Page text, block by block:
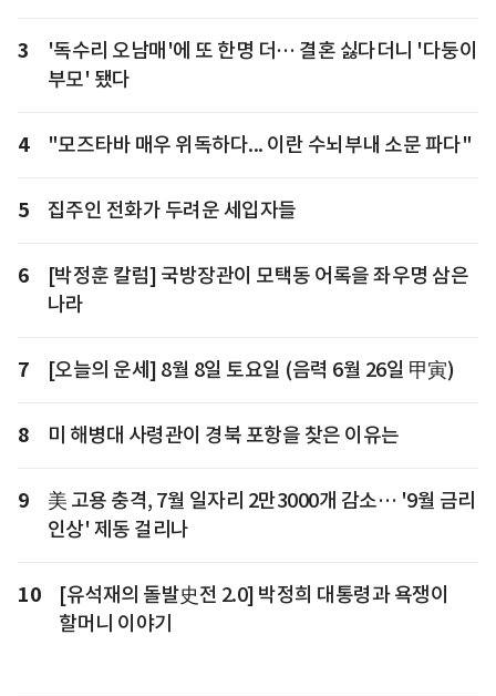
3
'독수리 오남매'에 또 한명 더… 결혼 싫다더니 '다둥이
부모' 됐다
4 "모즈타바 매우 위독하다... 이란 수뇌부내 소문 파다"
5 집주인 전화가 두려운 세입자들
6
[박정훈 칼럼] 국방장관이 모택동 어록을 좌우명 삼은
나라
7 [오늘의 운세] 8월 8일 토요일 (음력 6월 26일 甲寅)
8 미 해병대 사령관이 경북 포항을 찾은 이유는
9
美 고용 충격, 7월 일자리 2만3000개 감소… '9월 금리
인상' 제동 걸리나
10
[유석재의 돌발史전 2.0] 박정희 대통령과 욕쟁이
할머니 이야기